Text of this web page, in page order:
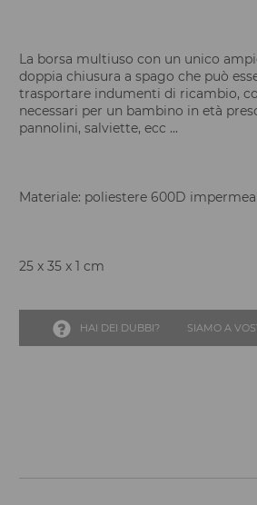
La borsa multiuso con un unico
doppia chiusura a spago che può
trasportare indumenti di ricambio,
necessari per un bambino in età
pannolini, salviette, ecc ...
Materiale: poliestere 600D
25 x 35 x 1 cm
HAI DEI DUBBI? SIAMO A